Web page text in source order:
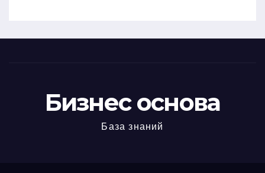
Бизнес основа
База знаний